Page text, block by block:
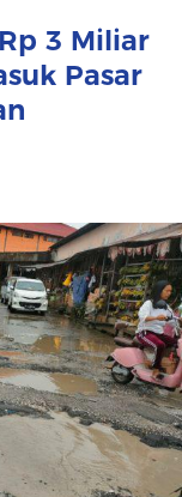
3 Miliar
Pasar